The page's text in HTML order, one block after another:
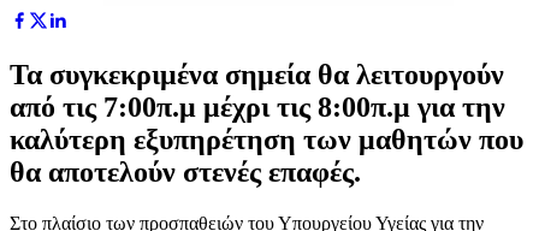
Τα συγκεκριμένα σημεία θα λειτουργούν
από τις 7:00π.μ μέχρι τις 8:00π.μ για την
καλύτερη εξυπηρέτηση των μαθητών που
θα αποτελούν στενές επαφές.
Στο πλαίσιο των προσπαθειών του Υπουργείου Υγείας για την